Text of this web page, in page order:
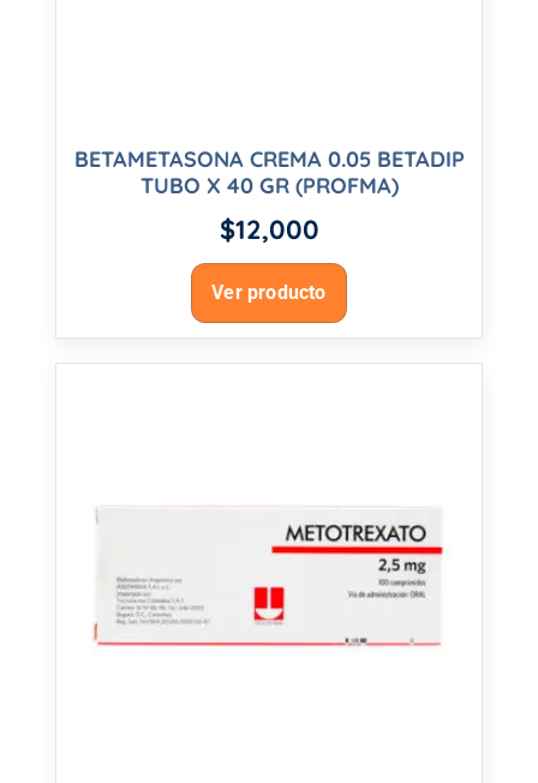
BETAMETASONA CREMA 0.05 BETADIP
TUBO X 40 GR (PROFMA)
$12,000
Ver producto